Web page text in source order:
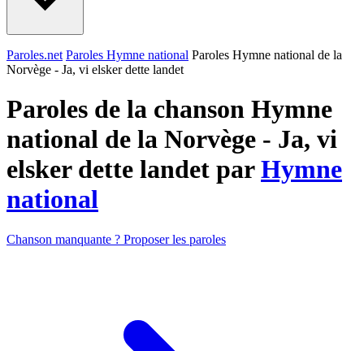
Paroles.net Paroles Hymne national Paroles Hymne national de la
Norvège - Ja, vi elsker dette landet
Paroles de la chanson Hymne
national de la Norvège - Ja, vi
elsker dette landet parHymne
national
Chanson manquante ? Proposer les paroles